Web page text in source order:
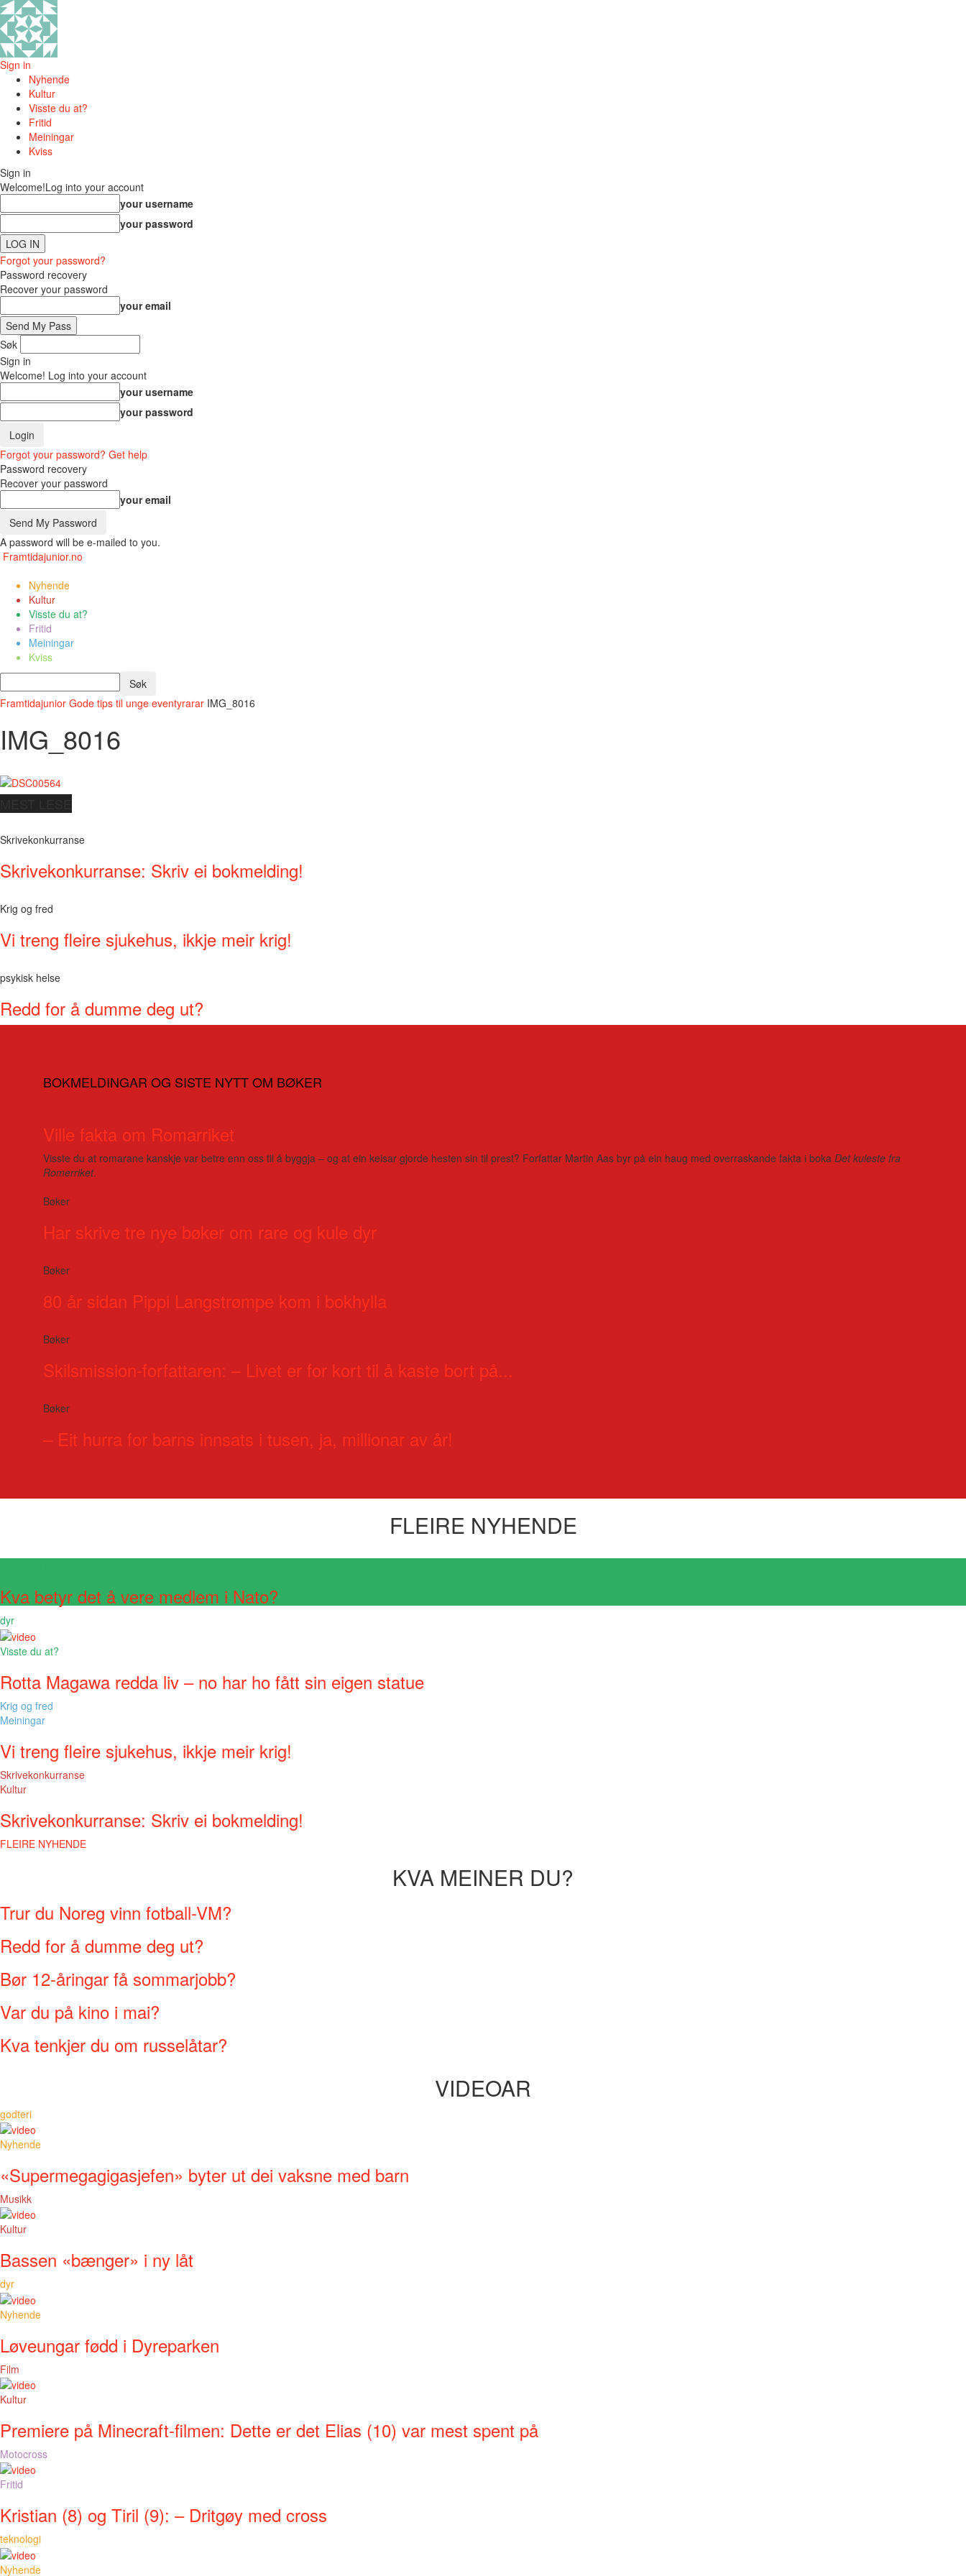
Sign in
Nyhende
Kultur
Visste du at?
Fritid
Meiningar
Kviss
Sign in
Welcome!Log into your account
your username
your password
Forgot your password?
Password recovery
Recover your password
your email
Søk
Sign in
Welcome! Log into your account
your username
your password
Forgot your password? Get help
Password recovery
Recover your password
your email
A password will be e-mailed to you.
Framtidajunior.no
Nyhende
Kultur
Visste du at?
Fritid
Meiningar
Kviss
Framtidajunior Gode tips til unge eventyrarar IMG_8016
IMG_8016
Skrivekonkurranse
Skrivekonkurranse: Skriv ei bokmelding!
Krig og fred
Vi treng fleire sjukehus, ikkje meir krig!
psykisk helse
Redd for å dumme deg ut?
BOKMELDINGAR OG SISTE NYTT OM BØKER
Ville fakta om Romarriket
Visste du at romarane kanskje var betre enn oss til å byggja – og at ein keisar gjorde hesten sin til prest? Forfattar Martin Aas byr på ein haug med overraskande fakta i boka Det kuleste fra
Romerriket.
Bøker
Har skrive tre nye bøker om rare og kule dyr
Bøker
80 år sidan Pippi Langstrømpe kom i bokhylla
Bøker
Skilsmission-forfattaren: – Livet er for kort til å kaste bort på...
Bøker
– Eit hurra for barns innsats i tusen, ja, millionar av år!
FLEIRE NYHENDE
Kva betyr det å vere medlem i Nato?
dyr
Visste du at?
Rotta Magawa redda liv – no har ho fått sin eigen statue
Krig og fred
Meiningar
Vi treng fleire sjukehus, ikkje meir krig!
Skrivekonkurranse
Kultur
Skrivekonkurranse: Skriv ei bokmelding!
FLEIRE NYHENDE
KVA MEINER DU?
Trur du Noreg vinn fotball-VM?
Redd for å dumme deg ut?
Bør 12-åringar få sommarjobb?
Var du på kino i mai?
Kva tenkjer du om russelåtar?
VIDEOAR
godteri
Nyhende
«Supermegagigasjefen» byter ut dei vaksne med barn
Musikk
Kultur
Bassen «bænger» i ny låt
dyr
Nyhende
Løveungar fødd i Dyreparken
Film
Kultur
Premiere på Minecraft-filmen: Dette er det Elias (10) var mest spent på
Motocross
Fritid
Kristian (8) og Tiril (9): – Dritgøy med cross
teknologi
Nyhende